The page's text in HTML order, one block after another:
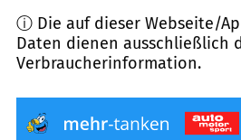
ⓘ Die auf dieser Webseite/
Daten dienen ausschließlich
Verbraucherinformation.